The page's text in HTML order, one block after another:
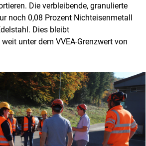
Die verbleibende, granulierte
noch 0,08 Prozent Nichteisenmetall
Dies bleibt
unter dem VVEA-Grenzwert von